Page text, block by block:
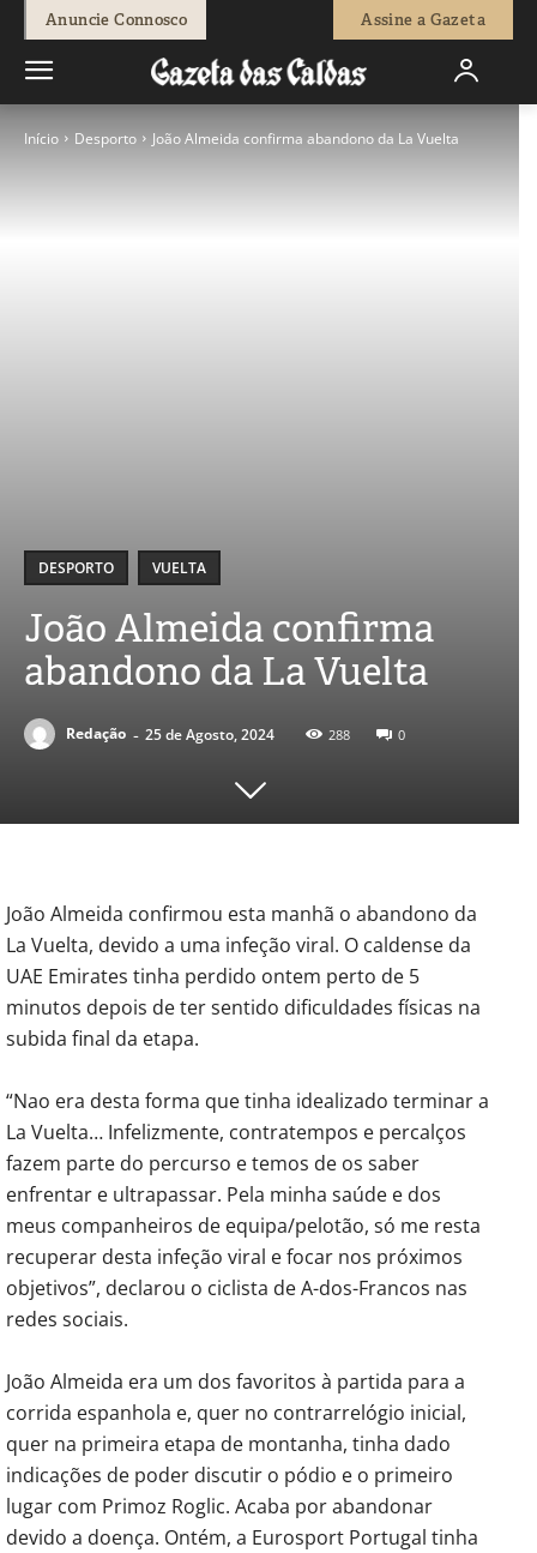
Anuncie Connosco Assine a Gazeta
Início Desporto João Almeida confirma abandono da La Vuelta
DESPORTO VUELTA
João Almeida confirma
abandono da La Vuelta
Redação - 25 de Agosto, 2024 288 0
João Almeida confirmou esta manhã o abandono da
La Vuelta, devido a uma infeção viral. O caldense da
UAE Emirates tinha perdido ontem perto de 5
minutos depois de ter sentido dificuldades físicas na
subida final da etapa.
“Nao era desta forma que tinha idealizado terminar a
La Vuelta… Infelizmente, contratempos e percalços
fazem parte do percurso e temos de os saber
enfrentar e ultrapassar. Pela minha saúde e dos
meus companheiros de equipa/pelotão, só me resta
recuperar desta infeção viral e focar nos próximos
objetivos”, declarou o ciclista de A-dos-Francos nas
redes sociais.
João Almeida era um dos favoritos à partida para a
corrida espanhola e, quer no contrarrelógio inicial,
quer na primeira etapa de montanha, tinha dado
indicações de poder discutir o pódio e o primeiro
lugar com Primoz Roglic. Acaba por abandonar
devido a doença. Ontém, a Eurosport Portugal tinha